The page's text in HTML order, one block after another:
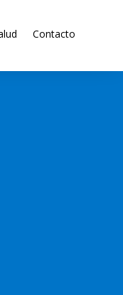
Contacto